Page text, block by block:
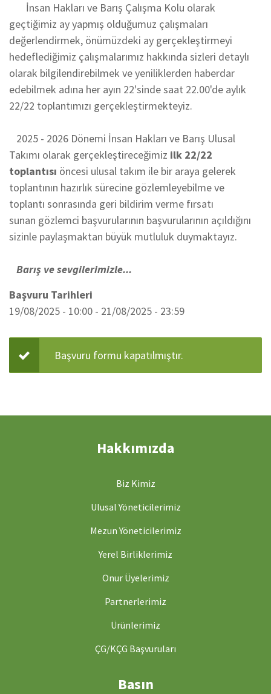
İnsan Hakları ve Barış Çalışma Kolu olarak
geçtiğimiz ay yapmış olduğumuz çalışmaları
değerlendirmek, önümüzdeki ay gerçekleştirmeyi
hedeflediğimiz çalışmalarımız hakkında sizleri detaylı
olarak bilgilendirebilmek ve yeniliklerden haberdar
edebilmek adına her ayın 22'sinde saat 22.00'de aylık
22/22 toplantımızı gerçekleştirmekteyiz.
2025 - 2026 Dönemi İnsan Hakları ve Barış Ulusal
Takımı olarak gerçekleştireceğimiz ilk 22/22
toplantısı öncesi ulusal takım ile bir araya gelerek
toplantının hazırlık sürecine gözlemleyebilme ve
toplantı sonrasında geri bildirim verme fırsatı
sunan gözlemci başvurularının başvurularının açıldığını
sizinle paylaşmaktan büyük mutluluk duymaktayız.
Barış ve sevgilerimizle...
Başvuru Tarihleri
19/08/2025 - 10:00 - 21/08/2025 - 23:59
Durum
mesajı
Başvuru formu kapatılmıştır.
Hakkımızda
Biz Kimiz
Ulusal Yöneticilerimiz
Mezun Yöneticilerimiz
Yerel Birliklerimiz
Onur Üyelerimiz
Partnerlerimiz
Ürünlerimiz
ÇG/KÇG Başvuruları
Basın